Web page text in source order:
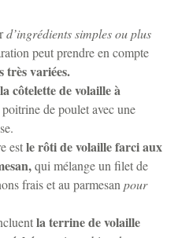
d’ingrédients simples ou plus
peut prendre en compte
très variées.
la côtelette de volaille à
de poulet avec une
estle rôti de volaille farci aux
qui mélange un filet de
frais et au parmesan pour
la terrine de volaille